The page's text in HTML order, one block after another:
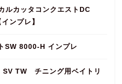
ルカッタコンクエストDC
ンプレ】
SW 8000-H インプレ
SV TW チニング用ベイトリ